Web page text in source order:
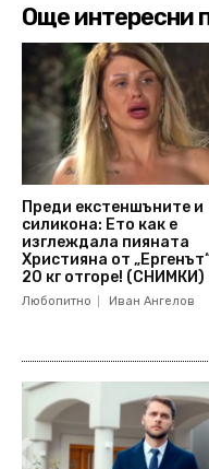
Още интересни
Преди екстеншъните и
силикона: Ето как е
изглеждала пияната
Християна от
20 кг отгоре! (СНИМКИ)
Любопитно Иван Ангелов